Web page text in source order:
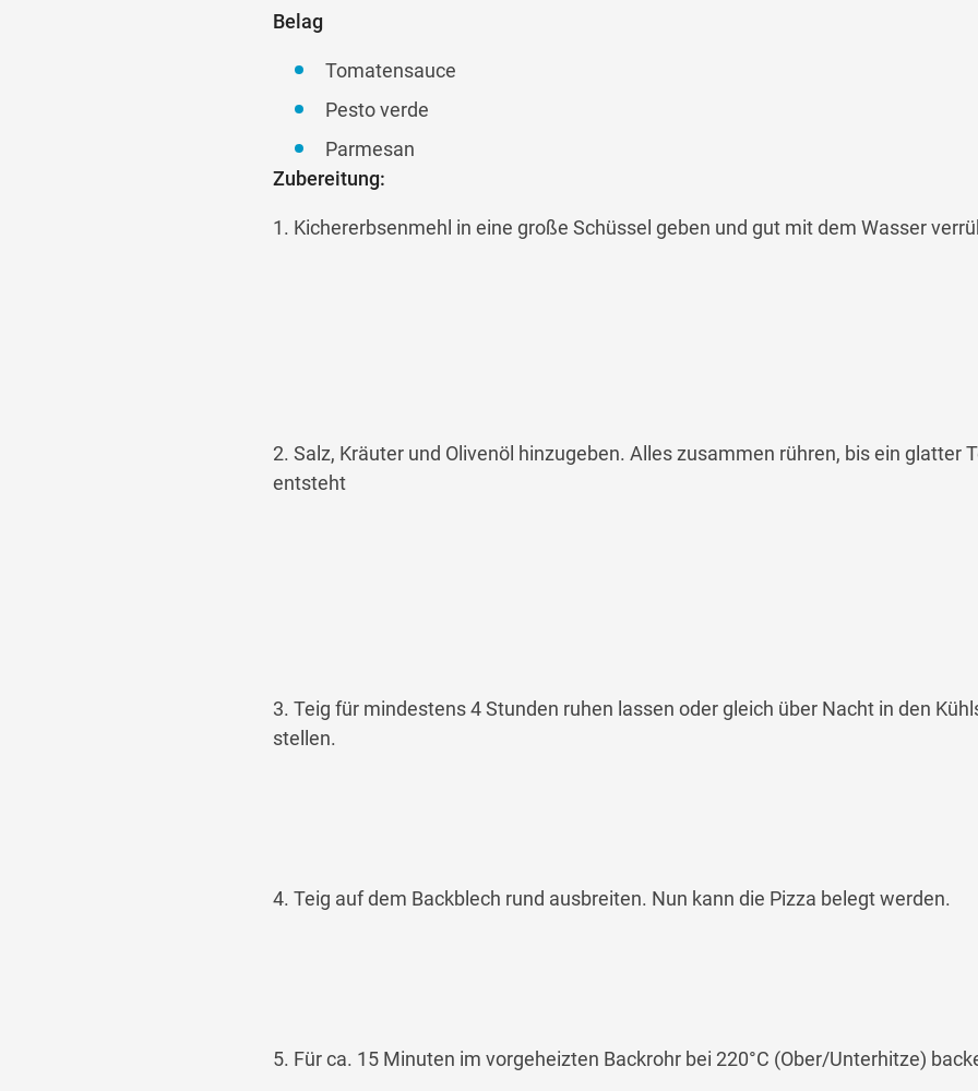
Belag
Tomatensauce
Pesto verde
Parmesan
Zubereitung:
1. Kichererbsenmehl in eine große Schüssel geben und gut mit dem Wasser
2. Salz, Kräuter und Olivenöl hinzugeben. Alles zusammen rühren, bis ein glatter
entsteht
3. Teig für mindestens 4 Stunden ruhen lassen oder gleich über Nacht in den
stellen.
4. Teig auf dem Backblech rund ausbreiten. Nun kann die Pizza belegt werden.
5. Für ca. 15 Minuten im vorgeheizten Backrohr bei 220°C (Ober/Unterhitze)